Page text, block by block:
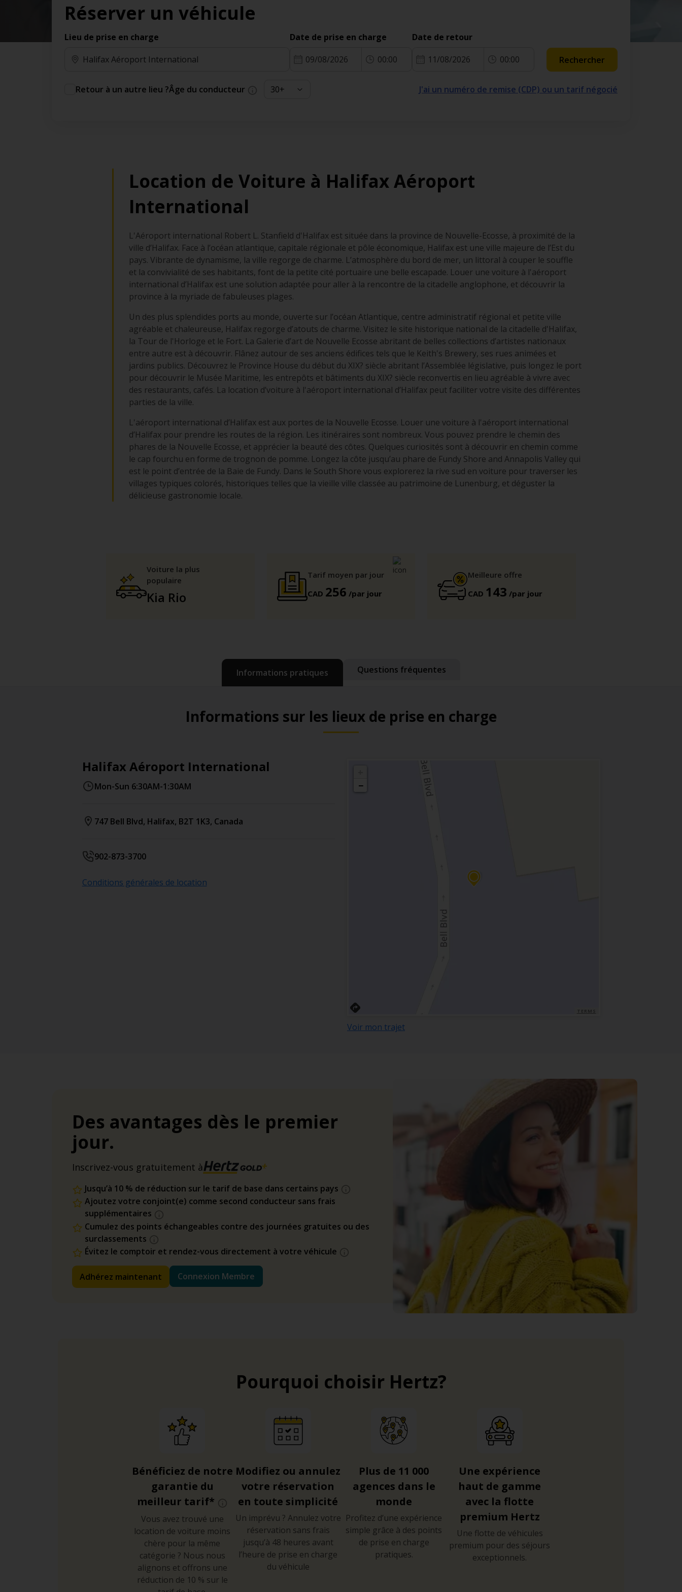
des jours gratuits.*
Ajout gratuit du partenaire comme conducteur
additionnel
supplémentaires.
Réserver un véhicule
Lieu de prise en charge Date de prise en charge
09/08/2026 00:00
Date de retour
11/08/2026 00:00 Rechercher
Retour à un autre lieu ?Âge du conducteur J'ai un numéro de remise (CDP) ou un tarif négocié
Location de Voiture à Halifax Aéroport
International
L'Aéroport international Robert L. Stanfield d'Halifax est située dans la province de Nouvelle-Ecosse, à proximité de la
ville d’Halifax. Face à l’océan atlantique, capitale régionale et pôle économique, Halifax est une ville majeure de l’Est du
pays. Vibrante de dynamisme, la ville regorge de charme. L’atmosphère du bord de mer, un littoral à couper le souffle
et la convivialité de ses habitants, font de la petite cité portuaire une belle escapade. Louer une voiture à l'aéroport
international d’Halifax est une solution adaptée pour aller à la rencontre de la citadelle anglophone, et découvrir la
province à la myriade de fabuleuses plages.
Un des plus splendides ports au monde, ouverte sur l’océan Atlantique, centre administratif régional et petite ville
agréable et chaleureuse, Halifax regorge d’atouts de charme. Visitez le site historique national de la citadelle d'Halifax,
la Tour de l'Horloge et le Fort. La Galerie d’art de Nouvelle Ecosse abritant de belles collections d’artistes nationaux
entre autre est à découvrir. Flânez autour de ses anciens édifices tels que le Keith's Brewery, ses rues animées et
jardins publics. Découvrez le Province House du début du XIX? siècle abritant l’Assemblée législative, puis longez le port
pour découvrir le Musée Maritime, les entrepôts et bâtiments du XIX? siècle reconvertis en lieu agréable à vivre avec
des restaurants, cafés. La location d’voiture à l'aéroport international d’Halifax peut faciliter votre visite des différentes
parties de la ville.
L'aéroport international d’Halifax est aux portes de la Nouvelle Ecosse. Louer une voiture à l'aéroport international
d’Halifax pour prendre les routes de la région. Les itinéraires sont nombreux. Vous pouvez prendre le chemin des
phares de la Nouvelle Ecosse, et apprécier la beauté des côtes. Quelques curiosités sont à découvrir en chemin comme
le cap fourchu en forme de trognon de pomme. Longez la côte jusqu’au phare de Fundy Shore and Annapolis Valley qui
est le point d’entrée de la Baie de Fundy. Dans le South Shore vous explorerez la rive sud en voiture pour traverser les
villages typiques colorés, historiques telles que la vieille ville classée au patrimoine de Lunenburg, et déguster la
délicieuse gastronomie locale.
Voiture la plus
populaire
Kia Rio
Tarif moyen par jour
CAD 256 /par jour
Meilleure offre
CAD 143 /par jour
Informations pratiques Questions fréquentes
Informations sur les lieux de prise en charge
Halifax Aéroport International
Mon-Sun 6:30AM-1:30AM
747 Bell Blvd, Halifax, B2T 1K3, Canada
902-873-3700
Conditions générales de location
−
Voir mon trajet
Des avantages dès le premier
jour.
Inscrivez-vous gratuitement à
Jusqu’à 10 % de réduction sur le tarif de base dans certains pays
Ajoutez votre conjoint(e) comme second conducteur sans frais
supplémentaires
Cumulez des points échangeables contre des journées gratuites ou des
surclassements
Évitez le comptoir et rendez-vous directement à votre véhicule
Adhérez maintenant Connexion Membre
Pourquoi choisir Hertz?
Bénéficiez de notre
garantie du
meilleur tarif*
Vous avez trouvé une
location de voiture moins
chère pour la même
catégorie ? Nous nous
alignons et offrons une
réduction de 10 % sur le
Modifiez ou annulez
votre réservation
en toute simplicité
Un imprévu ? Annulez votre
réservation sans frais
jusqu’à 48 heures avant
l’heure de prise en charge
du véhicule
Plus de 11 000
agences dans le
monde
Profitez d’une expérience
simple grâce à des points
de prise en charge
pratiques.
Une expérience
haut de gamme
avec la flotte
premium Hertz
Une flotte de véhicules
premium pour des séjours
exceptionnels.